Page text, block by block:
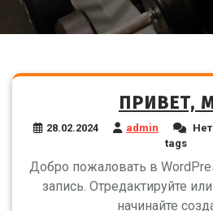
ПРИВЕТ,
28.02.2024 admin
tags
Добро пожаловать в
запись. Отредактируйте
начинайте